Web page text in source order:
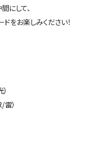
にして、
をお楽しみください！
雷）